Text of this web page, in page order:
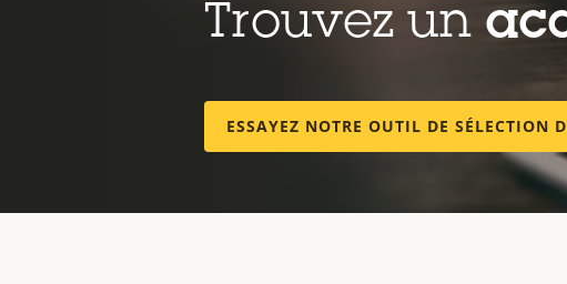
Trouvez un
ESSAYEZ NOTRE OUTIL DE SÉLECTION